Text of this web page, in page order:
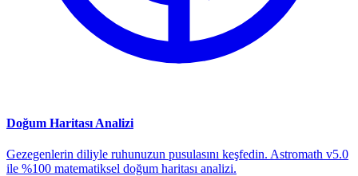
Doğum Haritası Analizi
Gezegenlerin diliyle ruhunuzun pusulasını keşfedin. Astromath v5.0
ile %100 matematiksel doğum haritası analizi.